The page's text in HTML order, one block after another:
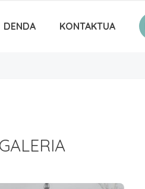
DENDA KONTAKTUA